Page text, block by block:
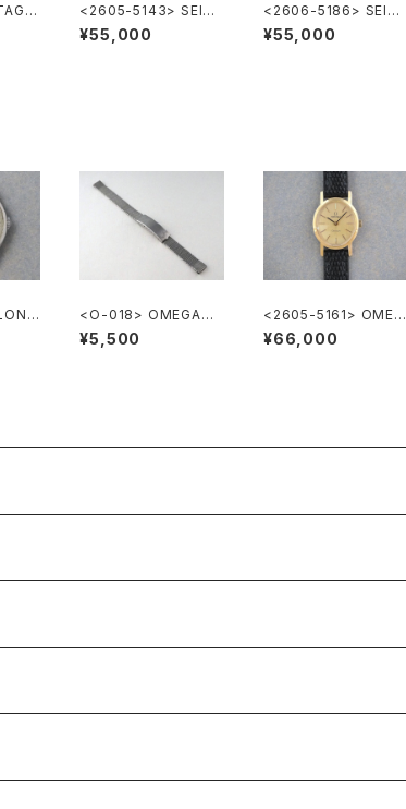
H
<2605-5143> SEIKO
LORD MATIC
¥55,000
<2606-5186> SEIK
O LORD MATIC
¥55,000
<O-018> OMEGA純
正ステンレスメッシュブ
レスレット 10mm
¥5,500
<2605-5161> OMEG
A Geneve
¥66,000